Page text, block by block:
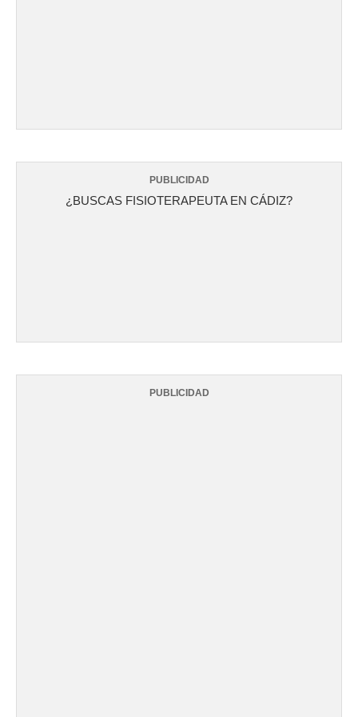
PUBLICIDAD
¿BUSCAS FISIOTERAPEUTA EN CÁDIZ?
PUBLICIDAD